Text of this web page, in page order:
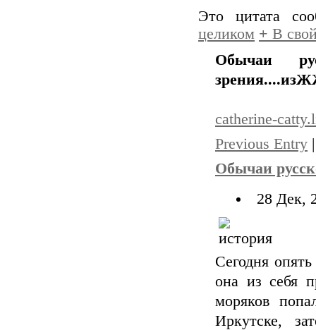
Это цитата
целиком + В
Обычаи
catherine-
Previous Entry
Обычаи
28 Дек,
Сегодня
она из себя
моряков
Иркутске,